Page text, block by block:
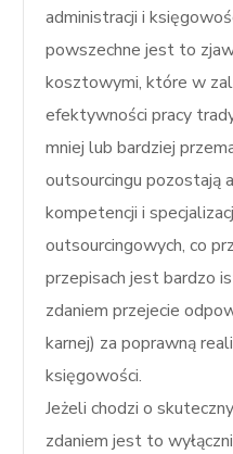
administracji i
powszechne jest to
kosztowymi, które w
efektywności pracy
mniej lub bardziej
outsourcingu pozostają
kompetencji i
outsourcingowych, co
przepisach jest bardzo
zdaniem przejecie
karnej) za poprawną
księgowości.
Jeżeli chodzi o
zdaniem jest to